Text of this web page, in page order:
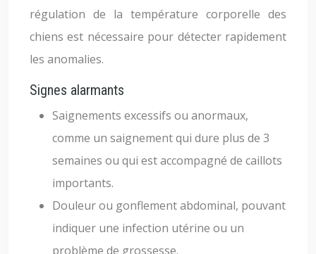
régulation de la température corporelle des
chiens est nécessaire pour détecter rapidement
les anomalies.
Signes alarmants
Saignements excessifs ou anormaux,
comme un saignement qui dure plus de 3
semaines ou qui est accompagné de caillots
importants.
Douleur ou gonflement abdominal, pouvant
indiquer une infection utérine ou un
problème de grossesse.